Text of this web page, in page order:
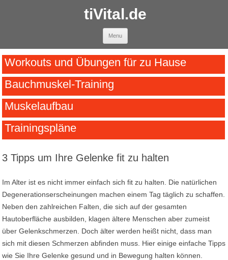
tiVital.de
Menu
Workouts und Übungen für zu Hause
Bauchmuskel-Training
Muskelaufbau
Trainingspläne
3 Tipps um Ihre Gelenke fit zu halten
Im Alter ist es nicht immer einfach sich fit zu halten. Die natürlichen
Degenerationserscheinungen machen einem Tag täglich zu schaffen.
Neben den zahlreichen Falten, die sich auf der gesamten
Hautoberfläche ausbilden, klagen ältere Menschen aber zumeist
über Gelenkschmerzen. Doch älter werden heißt nicht, dass man
sich mit diesen Schmerzen abfinden muss. Hier einige einfache Tipps
wie Sie Ihre Gelenke gesund und in Bewegung halten können.